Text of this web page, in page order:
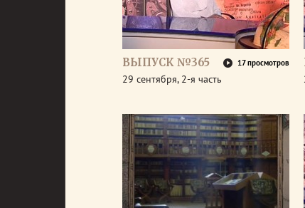
ВЫПУСК №365 17 просмотров
29 сентября, 2-я часть